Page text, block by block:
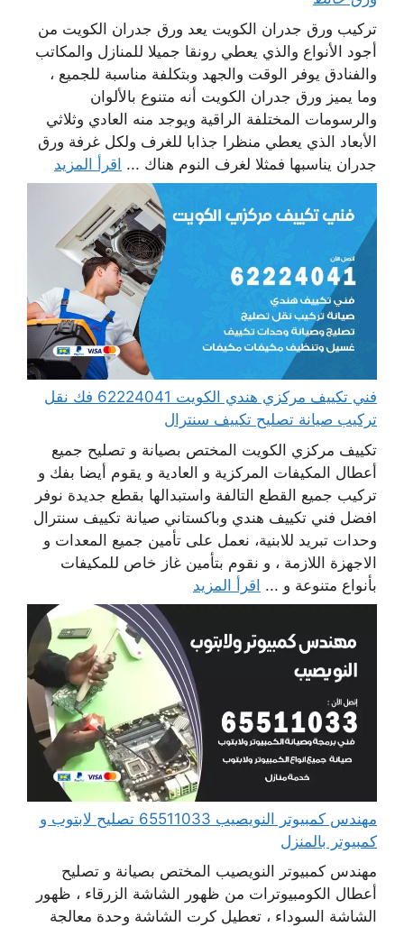
تركيب ورق جدران الكويت يعد ورق جدران الكويت من
أجود الأنواع والذي يعطي رونقا جميلا للمنازل والمكاتب
والفنادق يوفر الوقت والجهد وبتكلفة مناسبة للجميع ،
وما يميز ورق جدران الكويت أنه متنوع بالألوان
والرسومات المختلفة الراقية ويوجد منه العادي وثلاثي
الأبعاد الذي يعطي منظرا جذابا للغرف ولكل غرفة ورق
جدران يناسبها فمثلا لغرف النوم هناك ... اقرأ المزيد
فني تكييف مركزي هندي الكويت 62224041 فك نقل
تركيب صيانة تصليح تكييف سنترال
تكييف مركزي الكويت المختص بصيانة و تصليح جميع
أعطال المكيفات المركزية و العادية و يقوم أيضا بفك و
تركيب جميع القطع التالفة واستبدالها بقطع جديدة نوفر
افضل فني تكييف هندي وباكستاني صيانة تكييف سنترال
وحدات تبريد للابنية، نعمل على تأمين جميع المعدات و
الاجهزة اللازمة ، و نقوم بتأمين غاز خاص للمكيفات
بأنواع متنوعة و ... اقرأ المزيد
مهندس كمبيوتر النويصيب 65511033 تصليح لابتوب و
كمبيوتر بالمنزل
مهندس كمبيوتر النويصيب المختص بصيانة و تصليح
أعطال الكومبيوترات من ظهور الشاشة الزرقاء ، ظهور
الشاشة السوداء ، تعطيل كرت الشاشة وحدة معالجة